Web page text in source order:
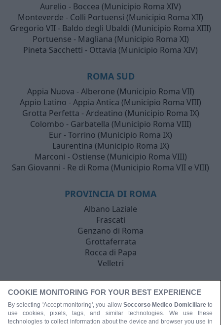
Aurelio - Boccea (Municipio Roma XIV)
Monteverde - Colli Portuensi (Municipio Roma XII)
Gregorio VII - Baldo degli Ubaldi (Municipio Roma XIII)
Portuense - Magliana (Municipio Roma XI)
Pineta Sacchetti - Ottavia (Municipio Roma XIV)
ROMA SUD
Appia Nuova - Alberone (Municipio Roma VII)
Appio Latino - Appia Antica (Municipio Roma VIII)
Grotta Perfetta - Ardeatino (Municipio Roma IX)
Colombo - Garbatella (Municipio Roma VIII)
Eur - Torrino (Municipio Roma IX)
Laurentina (Municipio Roma IX)
Marconi - Ostiense (Municipio Roma VIII)
San Giovanni - Re di Roma (Municipio Roma VII e VIII)
PROVINCIA DI ROMA
Albano Laziale
Frascati
Genzano di Roma
Grottaferrata
Rocca di Papa
Velletri
COOKIE MONITORING FOR YOUR BEST EXPERIENCE
By selecting 'Accept monitoring', you allow Soccorso Medico Domiciliare to
use cookies, pixels, tags, and similar technologies. We use these
technologies to collect information about the device and browser you use in